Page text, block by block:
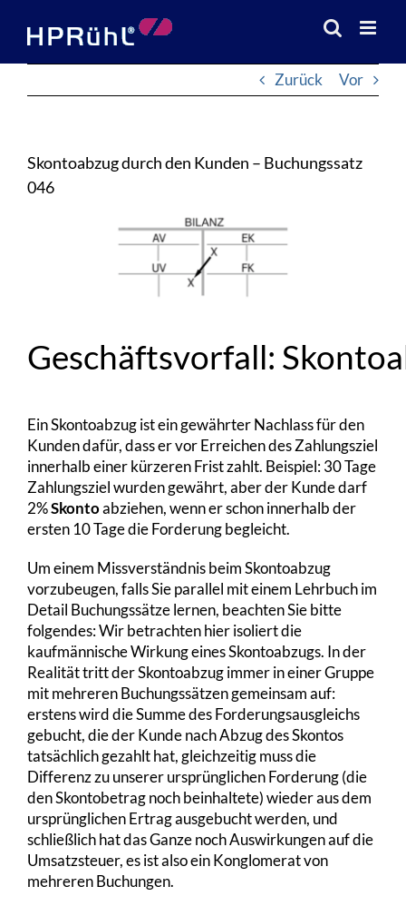
Inhalt
springen
Zurück
Vor
Skontoabzug durch den Kunden – Buchungssatz
046
Geschäftsvorfall:
Ein Skontoabzug ist ein gewährter Nachlass für den
Kunden dafür, dass er vor Erreichen des Zahlungsziel
innerhalb einer kürzeren Frist zahlt. Beispiel: 30 Tage
Zahlungsziel wurden gewährt, aber der Kunde darf
2%Skontoabziehen, wenn er schon innerhalb der
ersten 10 Tage die Forderung begleicht.
Um einem Missverständnis beim Skontoabzug
vorzubeugen, falls Sie parallel mit einem Lehrbuch im
Detail Buchungssätze lernen, beachten Sie bitte
folgendes: Wir betrachten hier isoliert die
kaufmännische Wirkung eines Skontoabzugs. In der
Realität tritt der Skontoabzug immer in einer Gruppe
mit mehreren Buchungssätzen gemeinsam auf:
erstens wird die Summe des Forderungsausgleichs
gebucht, die der Kunde nach Abzug des Skontos
tatsächlich gezahlt hat, gleichzeitig muss die
Differenz zu unserer ursprünglichen Forderung (die
den Skontobetrag noch beinhaltete) wieder aus dem
ursprünglichen Ertrag ausgebucht werden, und
schließlich hat das Ganze noch Auswirkungen auf die
Umsatzsteuer, es ist also ein Konglomerat von
mehreren Buchungen.